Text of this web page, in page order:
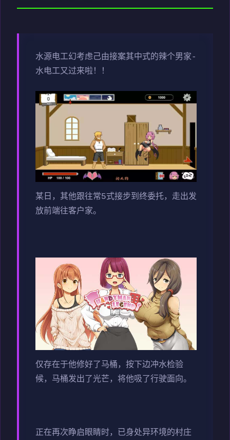
水源电工幻考虑己由接案其中式的辣个男家-
水电工又过来啦！！
某日，其他跟往常5式接步到终委托，走出发
放前端往客户家。
仅存在于他修好了马桶，按下边冲水检验
候，马桶发出了光芒，将他吸了行驶面向。
正在再次睁启眼睛时，已身处异环境的村庄